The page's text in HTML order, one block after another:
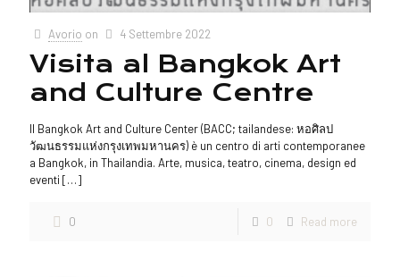
Avorio on 4 Settembre 2022
Visita al Bangkok Art
and Culture Centre
Il Bangkok Art and Culture Center (BACC; tailandese: หอศิลป
วัฒนธรรมแห่งกรุงเทพมหานคร) è un centro di arti contemporanee
a Bangkok, in Thailandia. Arte, musica, teatro, cinema, design ed
eventi […]
0 0 Read more